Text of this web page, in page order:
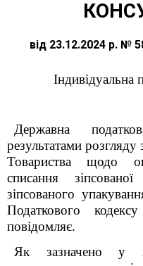
від 23.12.2024 р. №
Індивідуальна
Державна
результатами розгляду
Товариства щодо
списання
зіпсованого
Податкового
повідомляє.
Як зазначено у